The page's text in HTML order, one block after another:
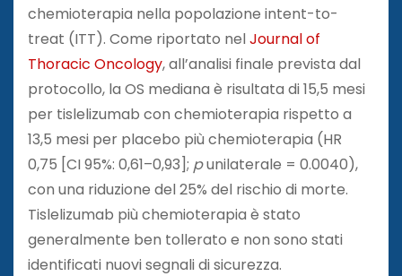
chemioterapia nella popolazione intent-to-
treat (ITT). Come riportato nelJournal of
Thoracic Oncology, all’analisi finale prevista dal
protocollo, la OS mediana è risultata di 15,5 mesi
per tislelizumab con chemioterapia rispetto a
13,5 mesi per placebo più chemioterapia (HR
0,75 [CI 95%: 0,61–0,93]; punilaterale = 0.0040),
con una riduzione del 25% del rischio di morte.
Tislelizumab più chemioterapia è stato
generalmente ben tollerato e non sono stati
identificati nuovi segnali di sicurezza.